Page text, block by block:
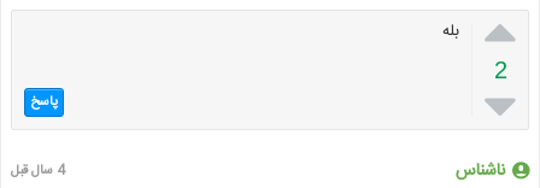

2

بله
پاسخ
ناشناس 4 سال قبل